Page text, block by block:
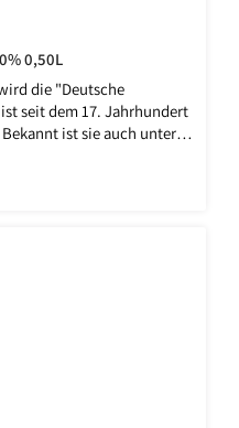
0,50L
die "Deutsche
Zwetschge.
reift von Ende